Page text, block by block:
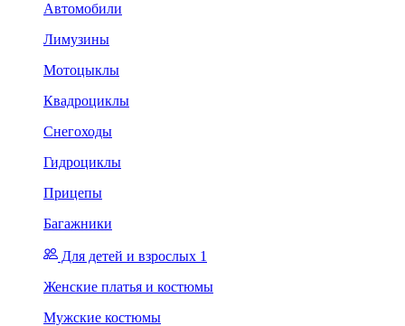
Автомобили
Лимузины
Мотоцыклы
Квадроциклы
Снегоходы
Гидроциклы
Прицепы
Багажники
Для детей и взрослых 1
Женские платья и костюмы
Мужские костюмы